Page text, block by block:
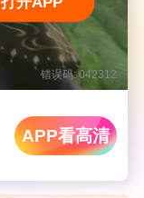
错误码: 042312
APP看高清